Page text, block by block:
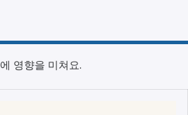
영향을 미쳐요.